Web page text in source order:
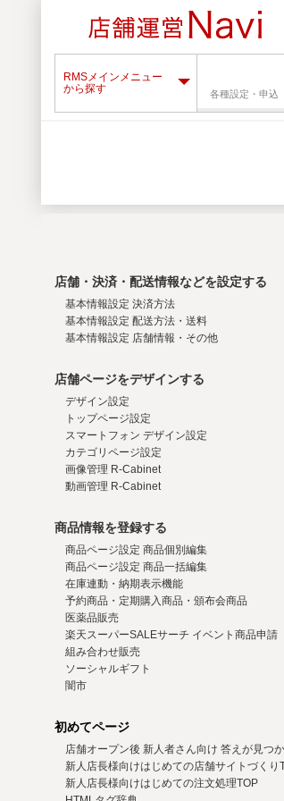
RMSメインメニュー
から探す
各種設定・申込
店舗・決済・配送情報などを設定する
基本情報設定 決済方法
基本情報設定 配送方法・送料
基本情報設定 店舗情報・その他
店舗ページをデザインする
デザイン設定
トップページ設定
スマートフォン デザイン設定
カテゴリページ設定
画像管理 R-Cabinet
動画管理 R-Cabinet
商品情報を登録する
商品ページ設定 商品個別編集
商品ページ設定 商品一括編集
在庫連動・納期表示機能
予約商品・定期購入商品・頒布会商品
医薬品販売
楽天スーパーSALEサーチ イベント商品申請
組み合わせ販売
ソーシャルギフト
闇市
初めてページ
店舗オープン後 新人者さん向け 答えが見つ
新人店長様向けはじめての店舗サイトづくり
新人店長様向けはじめての注文処理TOP